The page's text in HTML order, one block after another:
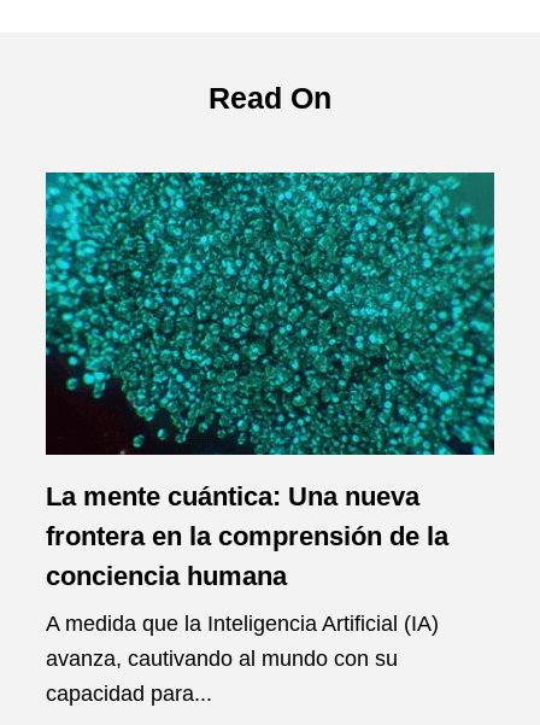
Read On
La mente cuántica: Una nueva
frontera en la comprensión de la
conciencia humana
A medida que la Inteligencia Artificial (IA)
avanza, cautivando al mundo con su
capacidad para...